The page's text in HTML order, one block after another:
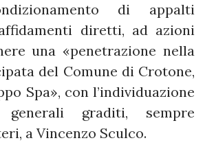
di appalti
diretti, ad azioni
una «penetrazione nella
del Comune di Crotone,
Spa», con l’individuazione
graditi, sempre
a Vincenzo Sculco.